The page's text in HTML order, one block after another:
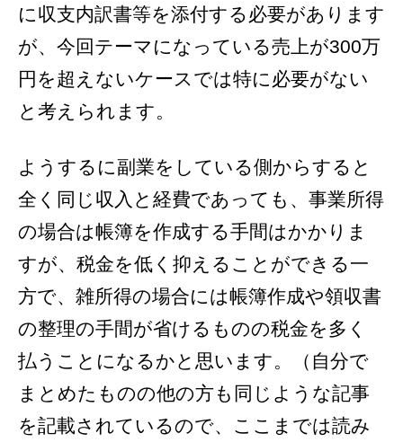
に収支内訳書等を添付する必要があります
が、今回テーマになっている売上が300万
円を超えないケースでは特に必要がない
と考えられます。
ようするに副業をしている側からすると
全く同じ収入と経費であっても、事業所得
の場合は帳簿を作成する手間はかかりま
すが、税金を低く抑えることができる一
方で、雑所得の場合には帳簿作成や領収書
の整理の手間が省けるものの税金を多く
払うことになるかと思います。（自分で
まとめたものの他の方も同じような記事
を記載されているので、ここまでは読み